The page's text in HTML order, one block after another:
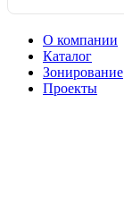
О компании
Каталог
Зонирование
Проекты